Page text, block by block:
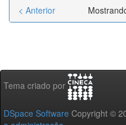
< Anterior
Tema criado por
DSpace Software Copyright ©